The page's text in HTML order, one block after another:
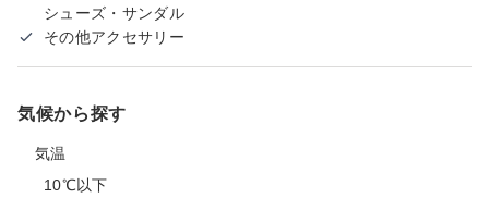
シューズ・サンダル
その他アクセサリー
気候から探す
気温
10℃以下